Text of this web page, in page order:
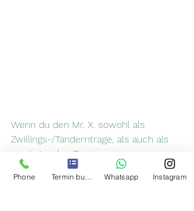
Wenn du den Mr. X. sowohl als
Zwillings-/Tandemtrage, als auch als
zwei einzelne Tragen nutzen
möchtest, ist es erforderlich für das
zusätzliche Rückenteil extra Träger zu
Phone Whatsapp Instagram